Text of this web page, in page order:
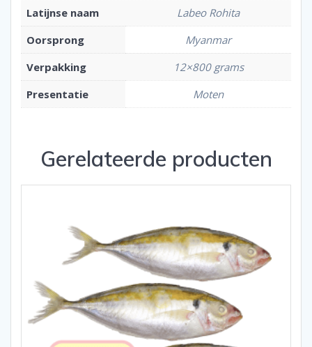
Latijnse naam
Labeo Rohita
Oorsprong
Myanmar
Verpakking
12×800 grams
Presentatie
Moten
Gerelateerde producten